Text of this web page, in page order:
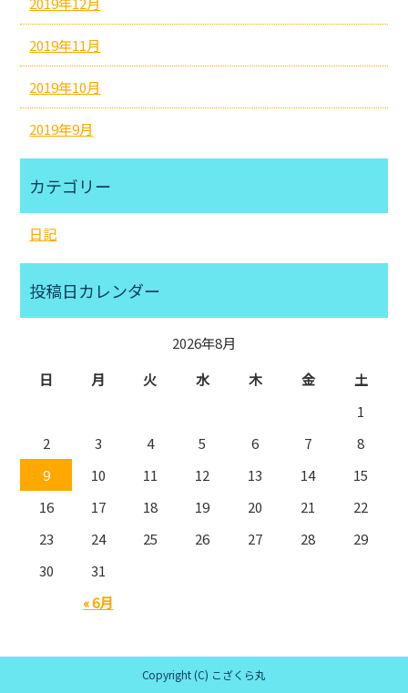
2019年11月
2019年10月
2019年9月
カテゴリー
日記
投稿日カレンダー
2026年8月
日
月 火 水 木 金 土
« 6月
1
2
3 4 5 6 7
8
9
10 11 12 13 14
15
16
17 18 19 20 21
22
23
24 25 26 27 28
29
30
31
Copyright (C) こざくら丸